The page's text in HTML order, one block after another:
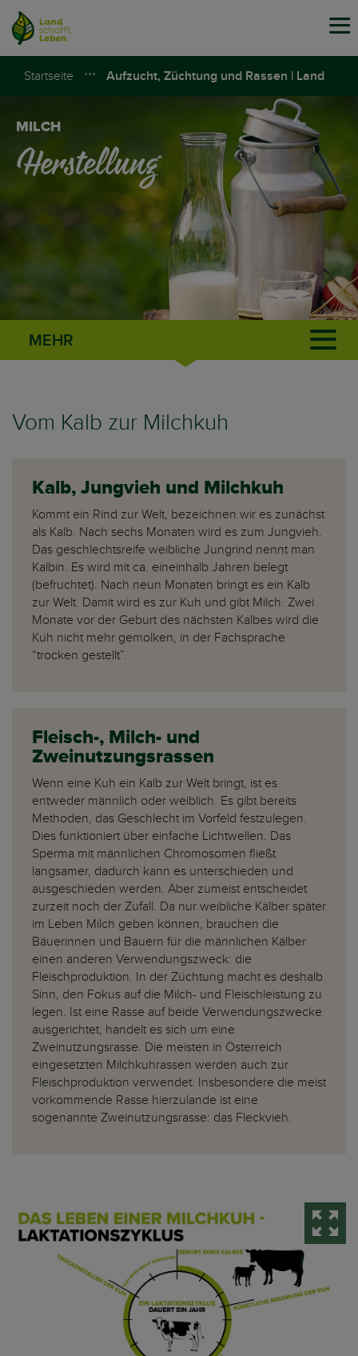
Startseite Aufzucht, Züchtung und Rassen | Land
MILCH
Herstellung
MEHR
Vom Kalb zur Milchkuh
Kalb, Jungvieh und Milchkuh
Kommt ein Rind zur Welt, bezeichnen wir es zunächst
als Kalb. Nach sechs Monaten wird es zum Jungvieh.
Das geschlechtsreife weibliche Jungrind nennt man
Kalbin. Es wird mit ca. eineinhalb Jahren belegt
(befruchtet). Nach neun Monaten bringt es ein Kalb
zur Welt. Damit wird es zur Kuh und gibt Milch. Zwei
Monate vor der Geburt des nächsten Kalbes wird die
Kuh nicht mehr gemolken, in der Fachsprache
“trocken gestellt”.
Fleisch-, Milch- und
Zweinutzungsrassen
Wenn eine Kuh ein Kalb zur Welt bringt, ist es
entweder männlich oder weiblich. Es gibt bereits
Methoden, das Geschlecht im Vorfeld festzulegen.
Dies funktioniert über einfache Lichtwellen. Das
Sperma mit männlichen Chromosomen fließt
langsamer, dadurch kann es unterschieden und
ausgeschieden werden. Aber zumeist entscheidet
zurzeit noch der Zufall. Da nur weibliche Kälber später
im Leben Milch geben können, brauchen die
Bäuerinnen und Bauern für die männlichen Kälber
einen anderen Verwendungszweck: die
Fleischproduktion. In der Züchtung macht es deshalb
Sinn, den Fokus auf die Milch- und Fleischleistung zu
legen. Ist eine Rasse auf beide Verwendungszwecke
ausgerichtet, handelt es sich um eine
Zweinutzungsrasse. Die meisten in Österreich
eingesetzten Milchkuhrassen werden auch zur
Fleischproduktion verwendet. Insbesondere die meist
vorkommende Rasse hierzulande ist eine
sogenannte Zweinutzungsrasse: das Fleckvieh.